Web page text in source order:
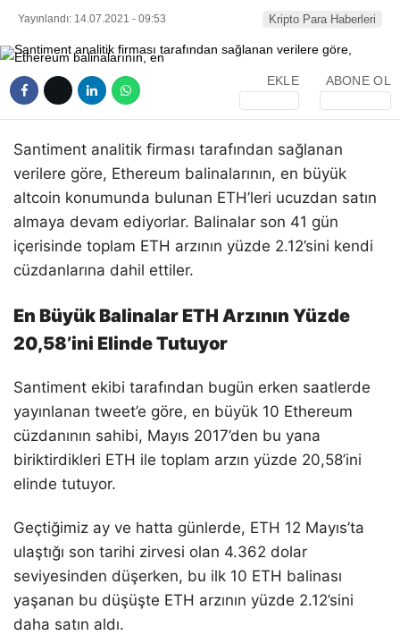
Yayınlandı: 14.07.2021 - 09:53 Kripto Para Haberleri
EKLE ABONE OL
Santiment analitik firması tarafından sağlanan
verilere göre, Ethereum balinalarının, en büyük
altcoin konumunda bulunan ETH’leri ucuzdan satın
almaya devam ediyorlar. Balinalar son 41 gün
içerisinde toplam ETH arzının yüzde 2.12’sini kendi
cüzdanlarına dahil ettiler.
En Büyük Balinalar ETH Arzının Yüzde
20,58’ini Elinde Tutuyor
Santiment ekibi tarafından bugün erken saatlerde
yayınlanan tweet’e göre, en büyük 10 Ethereum
cüzdanının sahibi, Mayıs 2017’den bu yana
biriktirdikleri ETH ile toplam arzın yüzde 20,58’ini
elinde tutuyor.
Geçtiğimiz ay ve hatta günlerde, ETH 12 Mayıs’ta
ulaştığı son tarihi zirvesi olan 4.362 dolar
seviyesinden düşerken, bu ilk 10 ETH balinası
yaşanan bu düşüşte ETH arzının yüzde 2.12’sini
daha satın aldı.